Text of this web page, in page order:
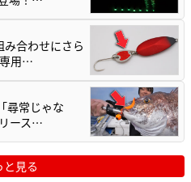
み合わせにさら
用…
尋常じゃな
ース…
と見る